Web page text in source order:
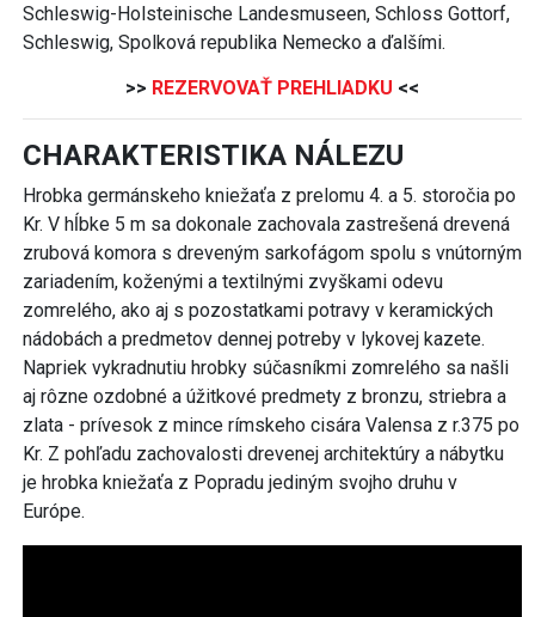
Schleswig-Holsteinische Landesmuseen, Schloss Gottorf,
Schleswig, Spolková republika Nemecko a ďalšími.
>> REZERVOVAŤ PREHLIADKU <<
CHARAKTERISTIKA NÁLEZU
Hrobka germánskeho kniežaťa z prelomu 4. a 5. storočia po
Kr. V hĺbke 5 m sa dokonale zachovala zastrešená drevená
zrubová komora s dreveným sarkofágom spolu s vnútorným
zariadením, koženými a textilnými zvyškami odevu
zomrelého, ako aj s pozostatkami potravy v keramických
nádobách a predmetov dennej potreby v lykovej kazete.
Napriek vykradnutiu hrobky súčasníkmi zomrelého sa našli
aj rôzne ozdobné a úžitkové predmety z bronzu, striebra a
zlata - prívesok z mince rímskeho cisára Valensa z r.375 po
Kr. Z pohľadu zachovalosti drevenej architektúry a nábytku
je hrobka kniežaťa z Popradu jediným svojho druhu v
Európe.